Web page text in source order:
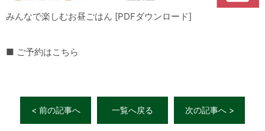
みんなで楽しむお昼ごはん [PDFダウンロード]
■ ご予約はこちら
< 前の記事へ 一覧へ戻る 次の記事へ >